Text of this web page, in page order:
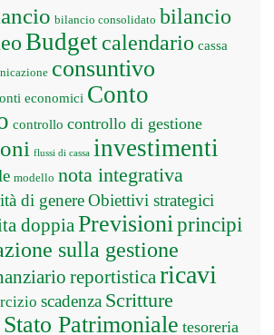
bilancio consolidato bilancio
Budgetcalendario cassa
consuntivo
economici Conto
controllo controllo di gestione
flussi di cassa investimenti
modello nota integrativa
di genereObiettivi strategici
doppia Previsioni principi
sulla gestione
reportistica ricavi
scadenza Scritture
Stato Patrimoniale tesoreria